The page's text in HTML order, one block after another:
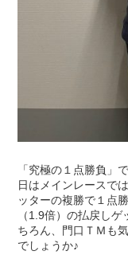
「究極の１点勝負」
日はメインレースで
ッターの複勝で１点
（1.9倍）の払戻し
ちろん、門口ＴＭも
でしょうか♪